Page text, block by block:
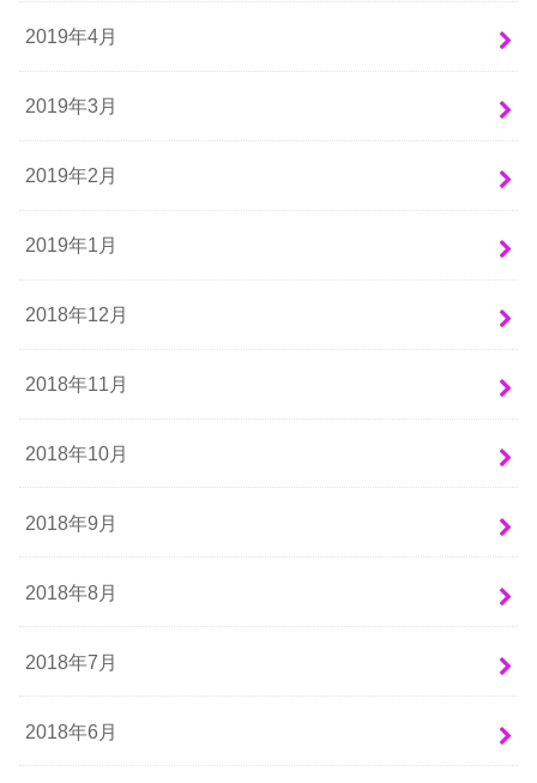
2019年4月
2019年3月
2019年2月
2019年1月
2018年12月
2018年11月
2018年10月
2018年9月
2018年8月
2018年7月
2018年6月